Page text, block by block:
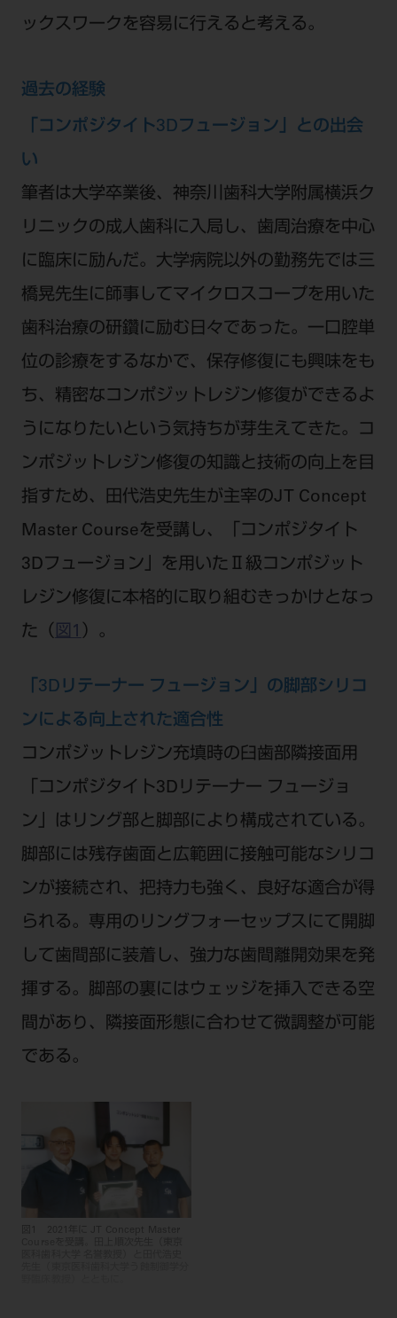
ックスワークを容易に行えると考える。
過去の経験
「コンポジタイト3Dフュージョン」との出会
い
筆者は大学卒業後、神奈川歯科大学附属横浜ク
リニックの成人歯科に入局し、歯周治療を中心
に臨床に励んだ。大学病院以外の勤務先では三
橋晃先生に師事してマイクロスコープを用いた
歯科治療の研鑽に励む日々であった。一口腔単
位の診療をするなかで、保存修復にも興味をも
ち、精密なコンポジットレジン修復ができるよ
うになりたいという気持ちが芽生えてきた。コ
ンポジットレジン修復の知識と技術の向上を目
指すため、田代浩史先生が主宰のJT Concept
Master Courseを受講し、「コンポジタイト
3Dフュージョン」を用いたⅡ級コンポジット
レジン修復に本格的に取り組むきっかけとなっ
た（ 図1 ）。
「3Dリテーナー フュージョン」の脚部シリコ
ンによる向上された適合性
コンポジットレジン充填時の臼歯部隣接面用
「コンポジタイト3Dリテーナー フュージョ
ン」はリング部と脚部により構成されている。
脚部には残存歯面と広範囲に接触可能なシリコ
ンが接続され、把持力も強く、良好な適合が得
られる。専用のリングフォーセップスにて開脚
して歯間部に装着し、強力な歯間離開効果を発
揮する。脚部の裏にはウェッジを挿入できる空
間があり、隣接面形態に合わせて微調整が可能
である。